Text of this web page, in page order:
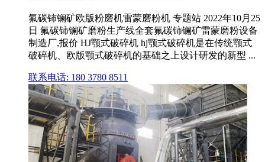
氟碳铈镧矿欧版粉磨机雷蒙磨粉机 专题站 2022年10月25
日 氟碳铈镧矿磨粉生产线全套氟碳铈镧矿雷蒙磨粉设备
制造厂,报价 HJ颚式破碎机 hj颚式破碎机是在传统颚式
破碎机、欧版颚式破碎机的基础之上设计研发的新型 ...
联系电话: 180 3780 8511